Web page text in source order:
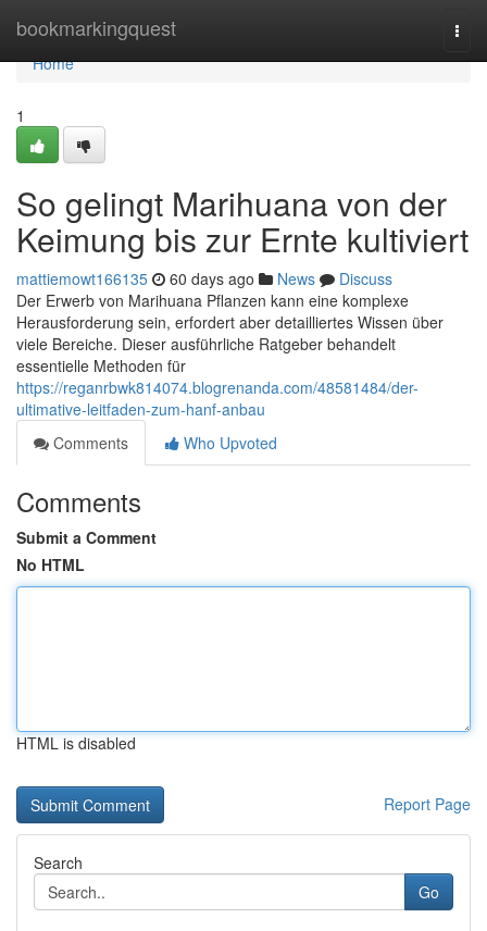
bookmarkingquest
Home
Home
1
So gelingt Marihuana von der
Keimung bis zur Ernte kultiviert
mattiemowt166135 60 days ago News
Discuss
Der Erwerb von Marihuana Pflanzen kann eine komplexe
Herausforderung sein, erfordert aber detailliertes Wissen über
viele Bereiche. Dieser ausführliche Ratgeber behandelt
essentielle Methoden für
https://reganrbwk814074.blogrenanda.com/48581484/der-
ultimative-leitfaden-zum-hanf-anbau
Comments
Who Upvoted
Comments
Submit a Comment
No HTML
HTML is disabled
Report Page
Search
Go